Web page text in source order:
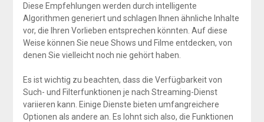
Diese Empfehlungen werden durch intelligente
Algorithmen generiert und schlagen Ihnen ähnliche Inhalte
vor, die Ihren Vorlieben entsprechen könnten. Auf diese
Weise können Sie neue Shows und Filme entdecken, von
denen Sie vielleicht noch nie gehört haben.
Es ist wichtig zu beachten, dass die Verfügbarkeit von
Such- und Filterfunktionen je nach Streaming-Dienst
variieren kann. Einige Dienste bieten umfangreichere
Optionen als andere an. Es lohnt sich also, die Funktionen